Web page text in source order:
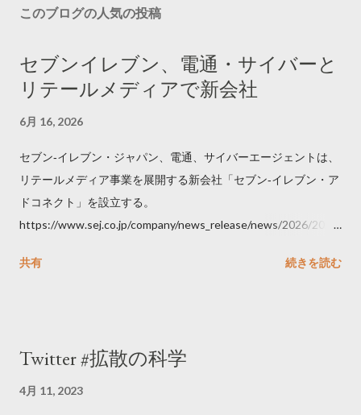
このブログの人気の投稿
セブンイレブン、電通・サイバーと
リテールメディアで新会社
6月 16, 2026
セブン‐イレブン・ジャパン、電通、サイバーエージェントは、
リテールメディア事業を展開する新会社「セブン‐イレブン・ア
ドコネクト」を設立する。
https://www.sej.co.jp/company/news_release/news/2026/2026
共有
続きを読む
Twitter #拡散の科学
4月 11, 2023